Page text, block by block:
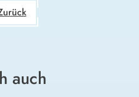
auch